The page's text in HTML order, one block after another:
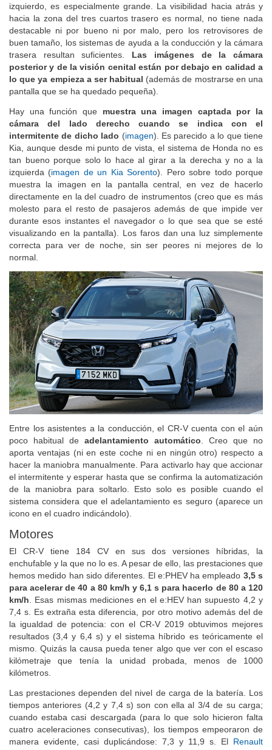
izquierdo, es especialmente grande. La visibilidad hacia atrás y
hacia la zona del tres cuartos trasero es normal, no tiene nada
destacable ni por bueno ni por malo, pero los retrovisores de
buen tamaño, los sistemas de ayuda a la conducción y la cámara
trasera resultan suficientes. Las imágenes de la cámara
posterior y de la visión cenital están por debajo en calidad a
lo que ya empieza a ser habitual (además de mostrarse en una
pantalla que se ha quedado pequeña).
Hay una función que muestra una imagen captada por la
cámara del lado derecho cuando se indica con el
intermitente de dicho lado (imagen). Es parecido a lo que tiene
Kia, aunque desde mi punto de vista, el sistema de Honda no es
tan bueno porque solo lo hace al girar a la derecha y no a la
izquierda (imagen de un Kia Sorento). Pero sobre todo porque
muestra la imagen en la pantalla central, en vez de hacerlo
directamente en la del cuadro de instrumentos (creo que es más
molesto para el resto de pasajeros además de que impide ver
durante esos instantes el navegador o lo que sea que se esté
visualizando en la pantalla). Los faros dan una luz simplemente
correcta para ver de noche, sin ser peores ni mejores de lo
normal.
Entre los asistentes a la conducción, el CR-V cuenta con el aún
poco habitual de adelantamiento automático . Creo que no
aporta ventajas (ni en este coche ni en ningún otro) respecto a
hacer la maniobra manualmente. Para activarlo hay que accionar
el intermitente y esperar hasta que se confirma la automatización
de la maniobra para soltarlo. Esto solo es posible cuando el
sistema considera que el adelantamiento es seguro (aparece un
icono en el cuadro indicándolo).
Motores
El CR-V tiene 184 CV en sus dos versiones híbridas, la
enchufable y la que no lo es. A pesar de ello, las prestaciones que
hemos medido han sido diferentes. El e:PHEV ha empleado 3,5 s
para acelerar de 40 a 80 km/h y 6,1 s para hacerlo de 80 a 120
km/h. Esas mismas mediciones en el e:HEV han supuesto 4,2 y
7,4 s. Es extraña esta diferencia, por otro motivo además del de
la igualdad de potencia: con el CR-V 2019 obtuvimos mejores
resultados (3,4 y 6,4 s) y el sistema híbrido es teóricamente el
mismo. Quizás la causa pueda tener algo que ver con el escaso
kilómetraje que tenía la unidad probada, menos de 1000
kilómetros.
Las prestaciones dependen del nivel de carga de la batería. Los
tiempos anteriores (4,2 y 7,4 s) son con ella al 3/4 de su carga;
cuando estaba casi descargada (para lo que solo hicieron falta
cuatro aceleraciones consecutivas), los tiempos empeoraron de
manera evidente, casi duplicándose: 7,3 y 11,9 s. El Renault